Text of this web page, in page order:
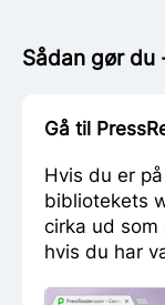
Sådan gør
Gå til
Hvis du er
bibliotekets
cirka ud
hvis du har